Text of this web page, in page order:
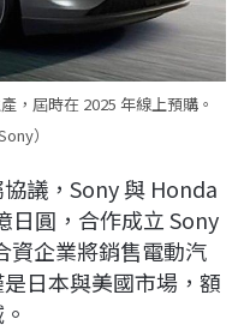
，屆時在 2025 年線上預購。
）
議，Sony 與 Honda
日圓，合作成立 Sony
企業將銷售電動汽
日本與美國市場，額